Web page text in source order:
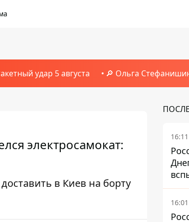
удар 5 августа 🔎 Ольга
электросамокат:
в Киев на борту
16:11
16:01